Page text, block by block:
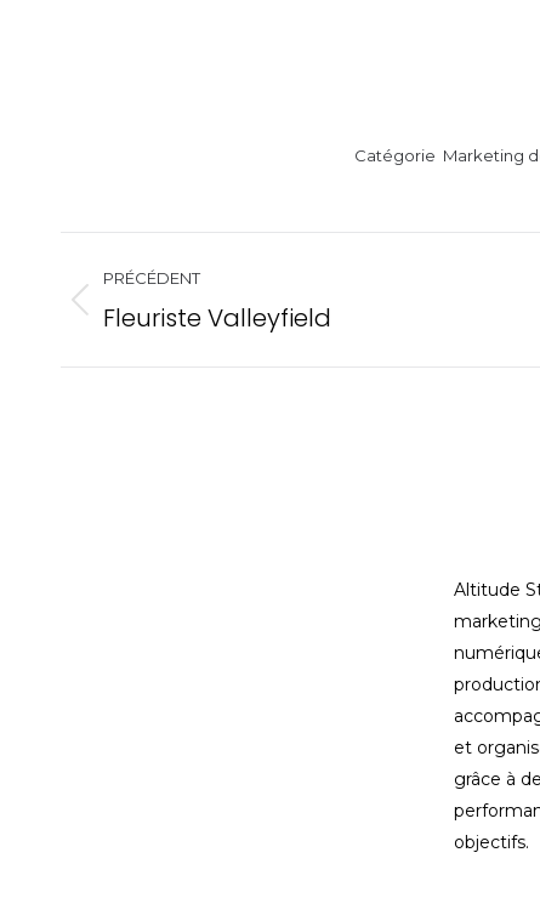
Catégorie Marketing
Navigation
de
PRÉCÉDENT
Onglet
Fleuriste Valleyfield
Altitude
et
grâce à
objectifs.